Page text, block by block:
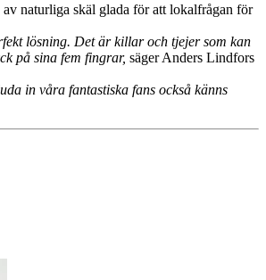
naturliga skäl glada för att lokalfrågan för
lösning. Det är killar och tjejer som kan
på sina fem fingrar, säger Anders Lindfors
in våra fantastiska fans också känns